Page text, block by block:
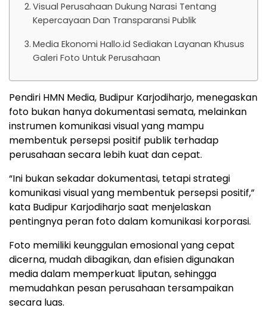
Visual Perusahaan Dukung Narasi Tentang
Kepercayaan Dan Transparansi Publik
Media Ekonomi Hallo.id Sediakan Layanan Khusus
Galeri Foto Untuk Perusahaan
Pendiri HMN Media, Budipur Karjodiharjo, menegaskan
foto bukan hanya dokumentasi semata, melainkan
instrumen komunikasi visual yang mampu
membentuk persepsi positif publik terhadap
perusahaan secara lebih kuat dan cepat.
“Ini bukan sekadar dokumentasi, tetapi strategi
komunikasi visual yang membentuk persepsi positif,”
kata Budipur Karjodiharjo saat menjelaskan
pentingnya peran foto dalam komunikasi korporasi.
Foto memiliki keunggulan emosional yang cepat
dicerna, mudah dibagikan, dan efisien digunakan
media dalam memperkuat liputan, sehingga
memudahkan pesan perusahaan tersampaikan
secara luas.